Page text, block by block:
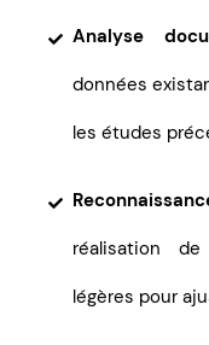
Analyse
données
les études
réalisation
légères pour